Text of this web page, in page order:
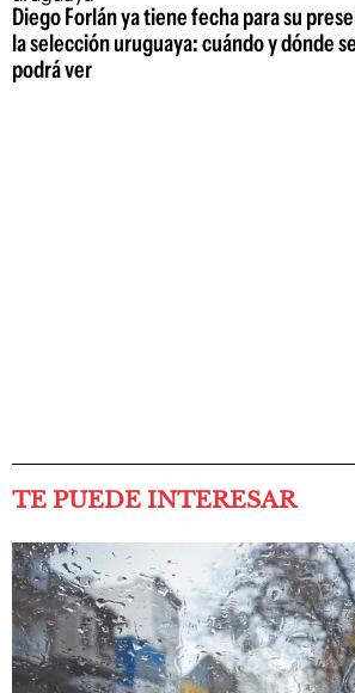
Diego Forlán ya tiene fecha para su
la selección uruguaya: cuándo y dónde
podrá ver
TE PUEDE INTERESAR